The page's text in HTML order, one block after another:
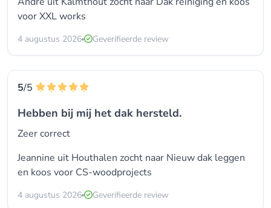
voorXXL works
4 augustus 2026 Geverifieerde review
5/5
Hebben bij mij het dak hersteld.
Zeer correct
Jeannine uit Houthalen zocht naar Nieuw dak leggen
en koos voor CS-woodprojects
4 augustus 2026 Geverifieerde review